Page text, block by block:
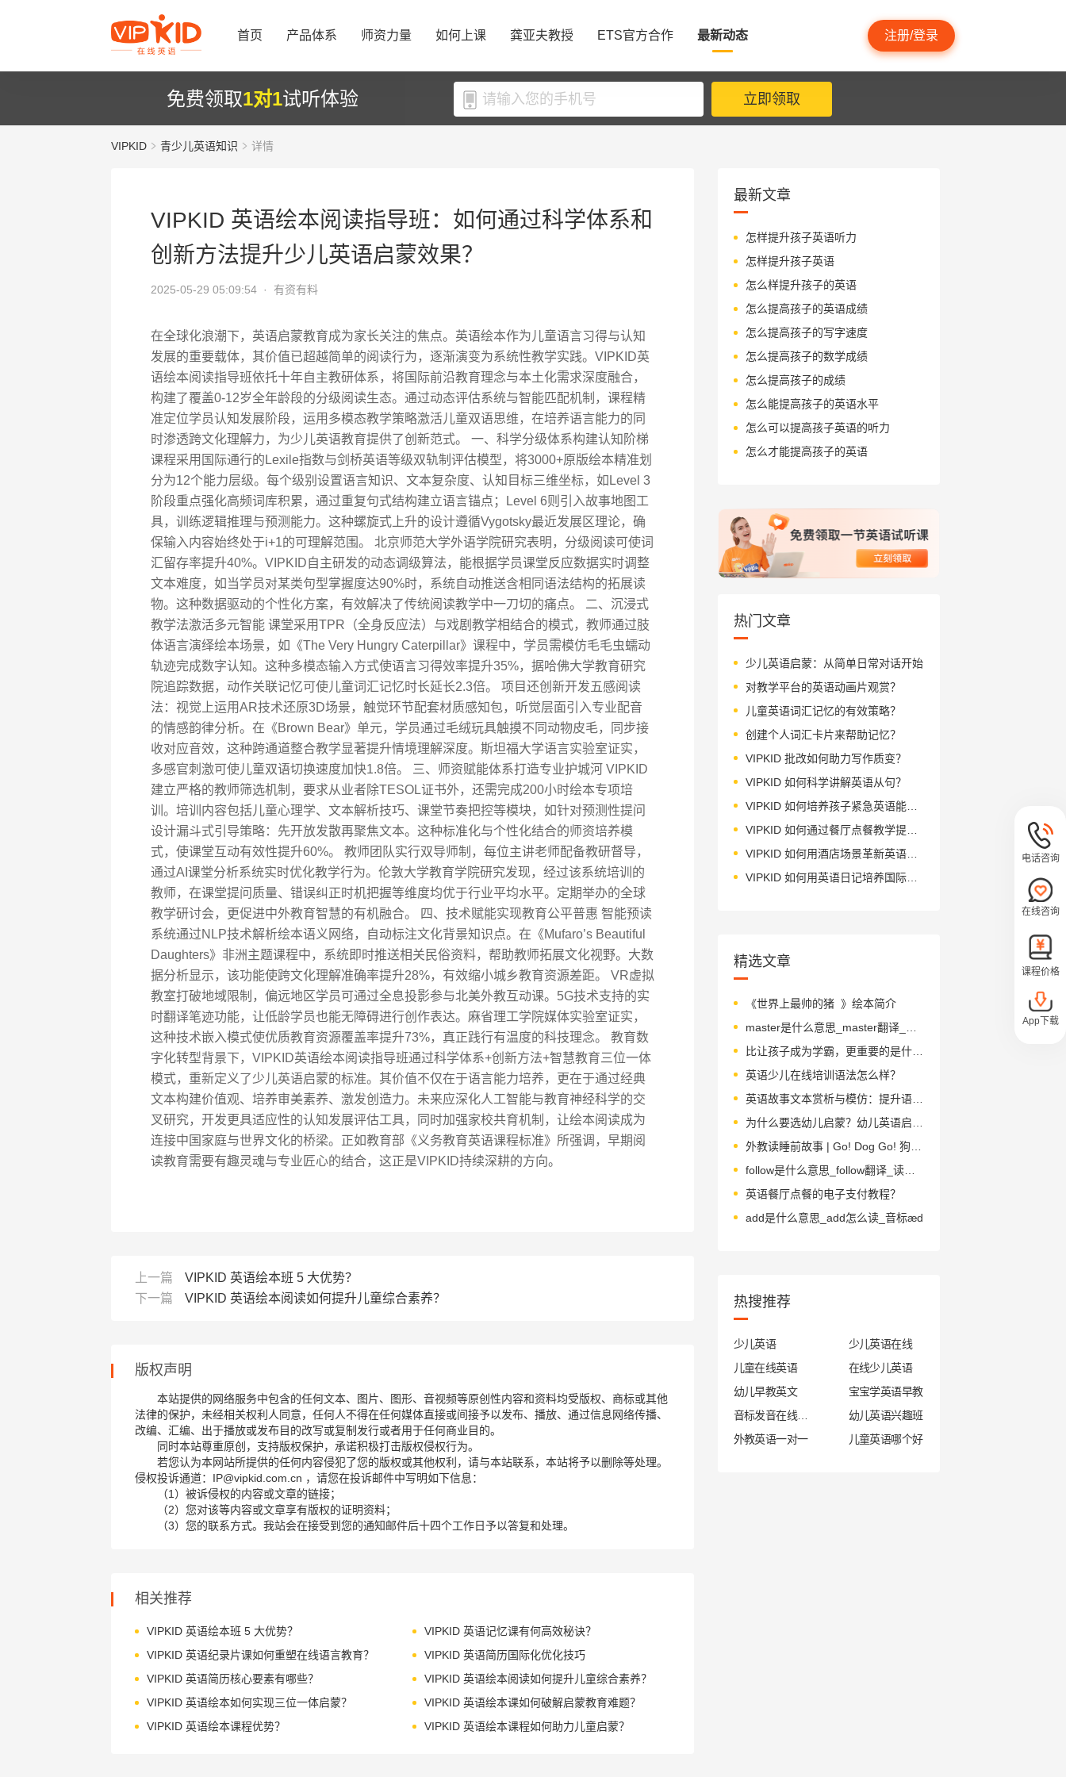
首页 产品体系 师资力量 如何上课 龚亚夫教授 ETS官方合作 最新动态 注册/登录
免费领取1对1试听体验 立即领取
VIPKID 青少儿英语知识 详情
VIPKID 英语绘本阅读指导班：如何通过科学体系和
创新方法提升少儿英语启蒙效果？
2025-05-29 05:09:54 · 有资有料
在全球化浪潮下，英语启蒙教育成为家长关注的焦点。英语绘本作为儿童语言习得与认知
发展的重要载体，其价值已超越简单的阅读行为，逐渐演变为系统性教学实践。VIPKID英
语绘本阅读指导班依托十年自主教研体系，将国际前沿教育理念与本土化需求深度融合，
构建了覆盖0-12岁全年龄段的分级阅读生态。通过动态评估系统与智能匹配机制，课程精
准定位学员认知发展阶段，运用多模态教学策略激活儿童双语思维，在培养语言能力的同
时渗透跨文化理解力，为少儿英语教育提供了创新范式。 一、科学分级体系构建认知阶梯
课程采用国际通行的Lexile指数与剑桥英语等级双轨制评估模型，将3000+原版绘本精准划
分为12个能力层级。每个级别设置语言知识、文本复杂度、认知目标三维坐标，如Level 3
阶段重点强化高频词库积累，通过重复句式结构建立语言锚点；Level 6则引入故事地图工
具，训练逻辑推理与预测能力。这种螺旋式上升的设计遵循Vygotsky最近发展区理论，确
保输入内容始终处于i+1的可理解范围。 北京师范大学外语学院研究表明，分级阅读可使词
汇留存率提升40%。VIPKID自主研发的动态调级算法，能根据学员课堂反应数据实时调整
文本难度，如当学员对某类句型掌握度达90%时，系统自动推送含相同语法结构的拓展读
物。这种数据驱动的个性化方案，有效解决了传统阅读教学中一刀切的痛点。 二、沉浸式
教学法激活多元智能 课堂采用TPR（全身反应法）与戏剧教学相结合的模式，教师通过肢
体语言演绎绘本场景，如《The Very Hungry Caterpillar》课程中，学员需模仿毛毛虫蠕动
轨迹完成数字认知。这种多模态输入方式使语言习得效率提升35%，据哈佛大学教育研究
院追踪数据，动作关联记忆可使儿童词汇记忆时长延长2.3倍。 项目还创新开发五感阅读
法：视觉上运用AR技术还原3D场景，触觉环节配套材质感知包，听觉层面引入专业配音
的情感韵律分析。在《Brown Bear》单元，学员通过毛绒玩具触摸不同动物皮毛，同步接
收对应音效，这种跨通道整合教学显著提升情境理解深度。斯坦福大学语言实验室证实，
多感官刺激可使儿童双语切换速度加快1.8倍。 三、师资赋能体系打造专业护城河 VIPKID
建立严格的教师筛选机制，要求从业者除TESOL证书外，还需完成200小时绘本专项培
训。培训内容包括儿童心理学、文本解析技巧、课堂节奏把控等模块，如针对预测性提问
设计漏斗式引导策略：先开放发散再聚焦文本。这种标准化与个性化结合的师资培养模
式，使课堂互动有效性提升60%。 教师团队实行双导师制，每位主讲老师配备教研督导，
通过AI课堂分析系统实时优化教学行为。伦敦大学教育学院研究发现，经过该系统培训的
教师，在课堂提问质量、错误纠正时机把握等维度均优于行业平均水平。定期举办的全球
教学研讨会，更促进中外教育智慧的有机融合。 四、技术赋能实现教育公平普惠 智能预读
系统通过NLP技术解析绘本语义网络，自动标注文化背景知识点。在《Mufaro’s Beautiful
Daughters》非洲主题课程中，系统即时推送相关民俗资料，帮助教师拓展文化视野。大数
据分析显示，该功能使跨文化理解准确率提升28%，有效缩小城乡教育资源差距。 VR虚拟
教室打破地域限制，偏远地区学员可通过全息投影参与北美外教互动课。5G技术支持的实
时翻译笔迹功能，让低龄学员也能无障碍进行创作表达。麻省理工学院媒体实验室证实，
这种技术嵌入模式使优质教育资源覆盖率提升73%，真正践行有温度的科技理念。 教育数
字化转型背景下，VIPKID英语绘本阅读指导班通过科学体系+创新方法+智慧教育三位一体
模式，重新定义了少儿英语启蒙的标准。其价值不仅在于语言能力培养，更在于通过经典
文本构建价值观、培养审美素养、激发创造力。未来应深化人工智能与教育神经科学的交
叉研究，开发更具适应性的认知发展评估工具，同时加强家校共育机制，让绘本阅读成为
连接中国家庭与世界文化的桥梁。正如教育部《义务教育英语课程标准》所强调，早期阅
读教育需要有趣灵魂与专业匠心的结合，这正是VIPKID持续深耕的方向。
上一篇
VIPKID 英语绘本班 5 大优势？
下一篇
VIPKID 英语绘本阅读如何提升儿童综合素养？
版权声明
本站提供的网络服务中包含的任何文本、图片、图形、音视频等原创性内容和资料均受版权、商标或其他
法律的保护，未经相关权利人同意，任何人不得在任何媒体直接或间接予以发布、播放、通过信息网络传播、
改编、汇编、出于播放或发布目的改写或复制发行或者用于任何商业目的。
同时本站尊重原创，支持版权保护，承诺积极打击版权侵权行为。
若您认为本网站所提供的任何内容侵犯了您的版权或其他权利，请与本站联系，本站将予以删除等处理。
侵权投诉通道：IP@vipkid.com.cn ，请您在投诉邮件中写明如下信息：
（1）被诉侵权的内容或文章的链接；
（2）您对该等内容或文章享有版权的证明资料；
（3）您的联系方式。我站会在接受到您的通知邮件后十四个工作日予以答复和处理。
相关推荐
VIPKID 英语绘本班 5 大优势？
VIPKID 英语记忆课有何高效秘诀？
VIPKID 英语纪录片课如何重塑在线语言教育？
VIPKID 英语简历国际化优化技巧
VIPKID 英语简历核心要素有哪些？
VIPKID 英语绘本阅读如何提升儿童综合素养？
VIPKID 英语绘本如何实现三位一体启蒙？
VIPKID 英语绘本课如何破解启蒙教育难题？
VIPKID 英语绘本课程优势？
VIPKID 英语绘本课程如何助力儿童启蒙？
最新文章
怎样提升孩子英语听力
怎样提升孩子英语
怎么样提升孩子的英语
怎么提高孩子的英语成绩
怎么提高孩子的写字速度
怎么提高孩子的数学成绩
怎么提高孩子的成绩
怎么能提高孩子的英语水平
怎么可以提高孩子英语的听力
怎么才能提高孩子的英语
热门文章
少儿英语启蒙：从简单日常对话开始
对教学平台的英语动画片观赏？
儿童英语词汇记忆的有效策略？
创建个人词汇卡片来帮助记忆？
VIPKID 批改如何助力写作质变？
VIPKID 如何科学讲解英语从句？
VIPKID 如何培养孩子紧急英语能力？
VIPKID 如何通过餐厅点餐教学提升少儿英语应用能力？
VIPKID 如何用酒店场景革新英语教学？
VIPKID 如何用英语日记培养国际化人才？
精选文章
《世界上最帅的猪 》绘本简介
比让孩子成为学霸，更重要的是什么?这6个亲子共看TED都告诉你了
英语少儿在线培训语法怎么样？
英语故事文本赏析与模仿：提升语言能力的经典学习法
follow是什么意思_follow翻译_读音_用法_翻译
英语餐厅点餐的电子支付教程？
add是什么意思_add怎么读_音标æd
热搜推荐
少儿英语
少儿英语在线
儿童在线英语
在线少儿英语
幼儿早教英文
宝宝学英语早教
幼儿英语兴趣班
外教英语一对一
儿童英语哪个好
电话咨询
在线咨询
课程价格
App下载